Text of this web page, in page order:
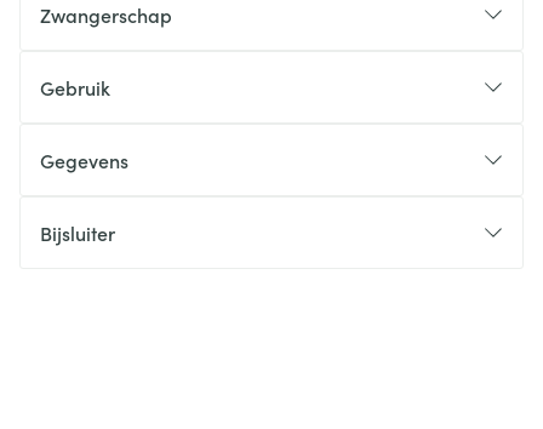
Zwangerschap
Gebruik
Gegevens
Bijsluiter